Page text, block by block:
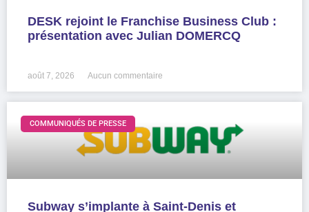
DESK rejoint le Franchise Business Club :
présentation avec Julian DOMERCQ
août 7, 2026 Aucun commentaire
COMMUNIQUÉS DE PRESSE
Subway s’implante à Saint-Denis et